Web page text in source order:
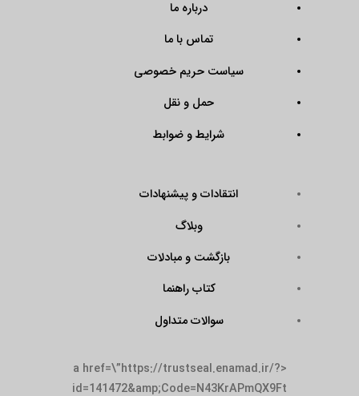
درباره ما
تماس با ما
سیاست حریم خصوصی
حمل و نقل
شرایط و ضوابط
انتقادات و پیشنهادات
وبلاگ
بازگشت و مبادلات
کتاب راهنما
سوالات متداول
<a href=\”https://trustseal.enamad.ir/?
id=141472&amp;Code=N43KrAPmQX9Ft